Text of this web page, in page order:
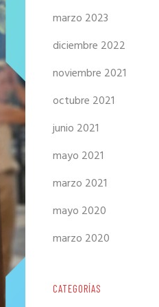
marzo 2023
diciembre 2022
noviembre 2021
octubre 2021
junio 2021
mayo 2021
marzo 2021
mayo 2020
marzo 2020
CATEGORÍAS